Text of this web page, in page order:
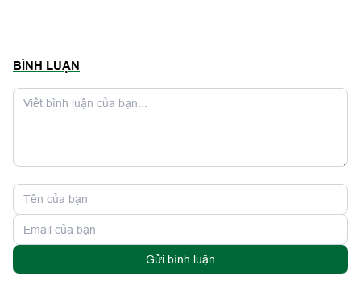
BÌNH LUẬN
Gửi bình luận